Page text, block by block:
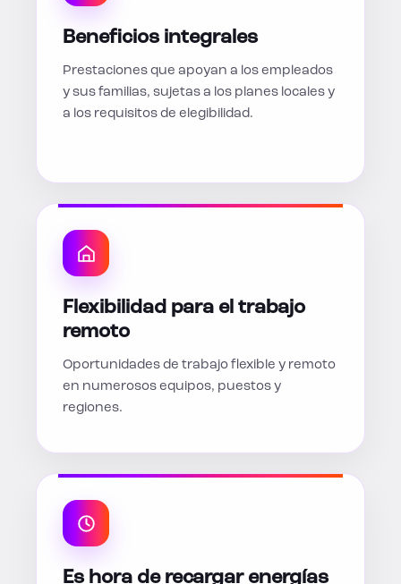
Beneficios integrales
Prestaciones que apoyan a los empleados
y sus familias, sujetas a los planes locales y
a los requisitos de elegibilidad.
Flexibilidad para el trabajo
remoto
Oportunidades de trabajo flexible y remoto
en numerosos equipos, puestos y
regiones.
Es hora de recargar energías